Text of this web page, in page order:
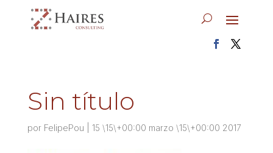
Sin título
por FelipePou 15 \15\+00:00 marzo \15\+00:00 2017